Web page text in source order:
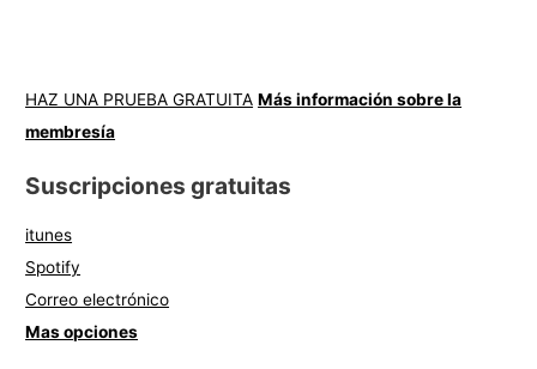
HAZ UNA PRUEBA GRATUITA Más información sobre la
membresía
Suscripciones gratuitas
itunes
Spotify
Correo electrónico
Mas opciones